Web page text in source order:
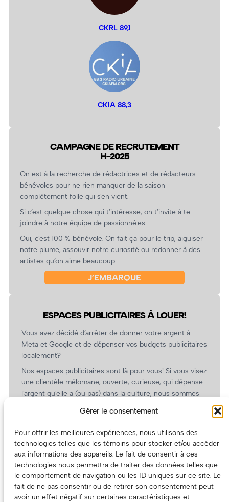
Gérer le consentement
Pour offrir les meilleures expériences, nous utilisons des
technologies telles que les témoins pour stocker et/ou accéder
aux informations des appareils. Le fait de consentir à ces
technologies nous permettra de traiter des données telles que
le comportement de navigation ou les ID uniques sur ce site. Le
fait de ne pas consentir ou de retirer son consentement peut
avoir un effet négatif sur certaines caractéristiques et
CKRL 89,1
CKIA 88,3
CAMPAGNE DE RECRUTEMENT
H-2025
On est à la recherche de rédactrices et de rédacteurs
bénévoles pour ne rien manquer de la saison
complètement folle qui s’en vient.
Si c’est quelque chose qui t’intéresse, on t’invite à te
joindre à notre équipe de passionné.es.
Oui, c’est 100 % bénévole. On fait ça pour le trip, aiguiser
notre plume, assouvir notre curiosité ou redonner à des
artistes qu’on aime beaucoup.
J’EMBARQUE
ESPACES PUBLICITAIRES À LOUER!
Vous avez décidé d’arrêter de donner votre argent à
Meta et Google et de dépenser vos budgets publicitaires
localement?
Nos espaces publicitaires sont là pour vous! Si vous visez
une clientèle mélomane, ouverte, curieuse, qui dépense
l’argent qu’elle a (ou pas) dans la culture, nous sommes
revient.
(Oui, on va avoir des tarifs spéciaux pour vous, les
artistes!)